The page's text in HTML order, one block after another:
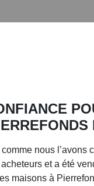
nous l’avons
et a été
maisons à